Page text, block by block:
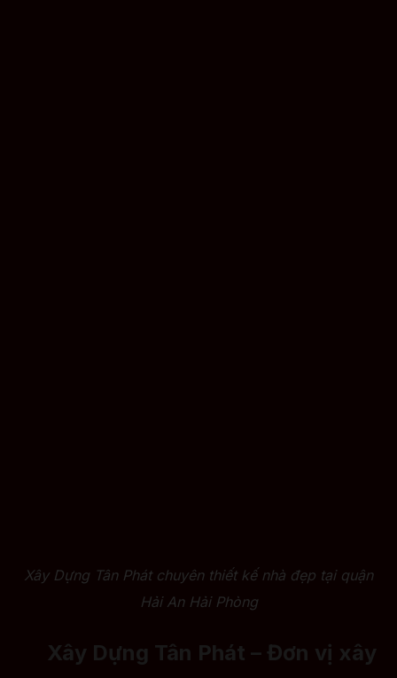
Xây Dựng Tân Phát chuyên thiết kế nhà đẹp tại quận
Hải An Hải Phòng
Xây Dựng Tân Phát – Đơn vị xây